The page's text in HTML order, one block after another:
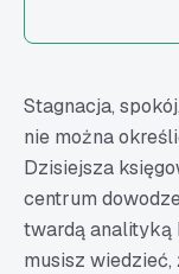
ESG i
Silniejszy
Trendy w
FAQ: jakie są
Stagnacja,
nie można
Dzisiejsza
centrum
twardą analityką
musisz wiedzieć,